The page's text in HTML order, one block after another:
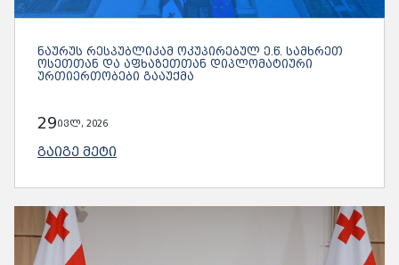
ᲜᲐᲣᲠᲣᲡ ᲠᲔᲡᲞᲣᲑᲚᲘᲙᲐᲛ ᲝᲙᲣᲞᲘᲠᲔᲑᲣᲚ Ე.Წ. ᲡᲐᲛᲮᲠᲔᲗ
ᲝᲡᲔᲗᲗᲐᲜ ᲓᲐ ᲐᲤᲮᲐᲖᲔᲗᲗᲐᲜ ᲓᲘᲞᲚᲝᲛᲐᲢᲘᲣᲠᲘ
ᲣᲠᲗᲘᲔᲠᲗᲝᲑᲔᲑᲘ ᲒᲐᲐᲣᲥᲛᲐ
29ივლ, 2026
ᲒᲐᲘᲒᲔ ᲛᲔᲢᲘ